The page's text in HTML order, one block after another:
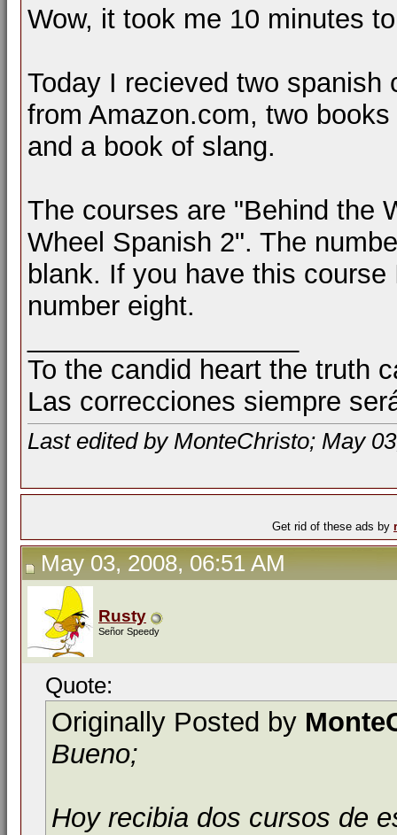
Wow, it took me 10 minutes
Today I recieved two
from Amazon.com, two
and a book of slang.
The courses are "Behind the
Wheel Spanish 2". The
blank. If you have this
number eight.
To the candid heart the truth
Las correcciones siempre
Last edited by MonteChristo; May
Get rid of these ads by
May 03, 2008, 06:51 AM
Rusty
Señor Speedy
Quote:
Originally Posted by
Bueno;
Hoy recibia dos cursos de